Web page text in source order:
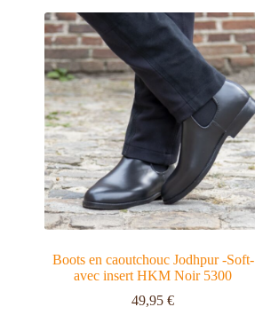
Boots en caoutchouc Jodhpur -Soft-
avec insert HKM Noir 5300
49,95€